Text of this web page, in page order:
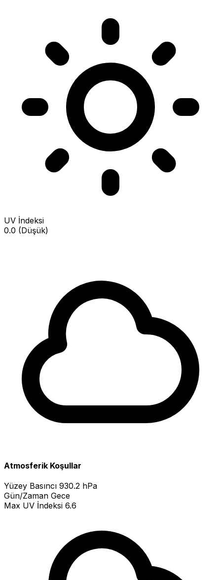
UV İndeksi
0.0 (Düşük)
Atmosferik Koşullar
Yüzey Basıncı 930.2 hPa
Gün/Zaman Gece
Max UV İndeksi 6.6